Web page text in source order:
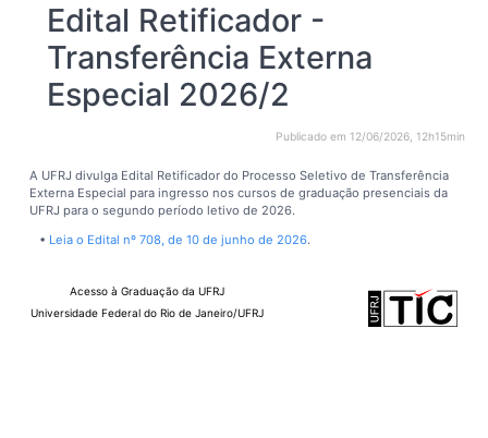
Edital Retificador -
Transferência Externa
Especial 2026/2
Publicado em 12/06/2026, 12h15min
A UFRJ divulga Edital Retificador do Processo Seletivo de Transferência
Externa Especial para ingresso nos cursos de graduação presenciais da
UFRJ para o segundo período letivo de 2026.
• Leia o Edital nº 708, de 10 de junho de 2026.
Acesso à Graduação da UFRJ
Universidade Federal do Rio de Janeiro/UFRJ